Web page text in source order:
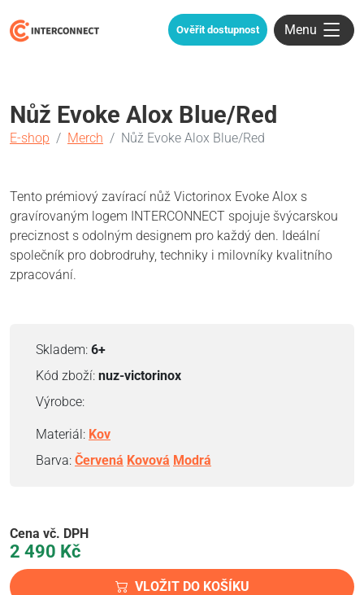
Ověřit dostupnost Menu
Nůž Evoke Alox Blue/Red
E-shop Merch Nůž Evoke Alox Blue/Red
Tento prémiový zavírací nůž Victorinox Evoke Alox s
gravírovaným logem INTERCONNECT spojuje švýcarskou
preciznost s odolným designem pro každý den. Ideální
společník pro dobrodruhy, techniky i milovníky kvalitního
zpracování.
Skladem: 6+
Kód zboží: nuz-victorinox
Výrobce:
Materiál: Kov
Barva: Červená Kovová Modrá
Cena vč. DPH
2 490 Kč
VLOŽIT DO KOŠÍKU